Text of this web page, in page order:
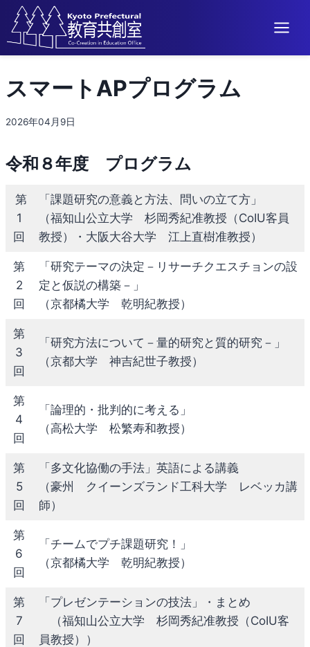
容
を
ス
ッ
スマートAPプログラム
2026年04月9日
令和８年度 プログラム
第
1
回
「課題研究の意義と方法、問いの立て方」
（福知山公立大学 杉岡秀紀准教授（CoIU客員
教授）・大阪大谷大学 江上直樹准教授）
第
2
回
「研究テーマの決定－リサーチクエスチョンの設
定と仮説の構築－」
（京都橘大学 乾明紀教授）
第
3
回
「研究方法について－量的研究と質的研究－」
（京都大学 神吉紀世子教授）
第
4
回
「論理的・批判的に考える」
（高松大学 松繁寿和教授）
第
5
回
「多文化協働の手法」英語による講義
（豪州 クイーンズランド工科大学 レベッカ講
師）
第
6
回
「チームでプチ課題研究！」
（京都橘大学 乾明紀教授）
第
7
回
「プレゼンテーションの技法」・まとめ
（福知山公立大学 杉岡秀紀准教授（CoIU客
員教授））